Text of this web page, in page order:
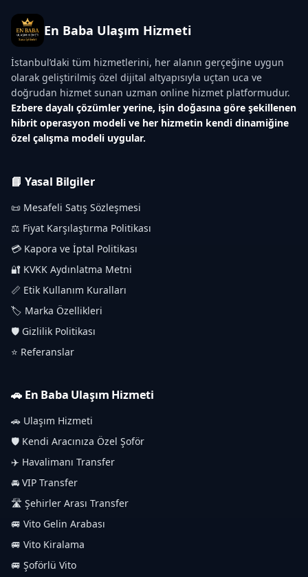
En Baba Ulaşım Hizmeti
İstanbul’daki tüm hizmetlerini, her alanın gerçeğine uygun
olarak geliştirilmiş özel dijital altyapısıyla uçtan uca ve
doğrudan hizmet sunan uzman online hizmet platformudur.
Ezbere dayalı çözümler yerine, işin doğasına göre şekillenen
hibrit operasyon modeli ve her hizmetin kendi dinamiğine
özel çalışma modeli uygular.
📘 Yasal Bilgiler
📜 Mesafeli Satış Sözleşmesi
⚖️ Fiyat Karşılaştırma Politikası
💳 Kapora ve İptal Politikası
🔐 KVKK Aydınlatma Metni
📏 Etik Kullanım Kuralları
🏷️ Marka Özellikleri
🛡️ Gizlilik Politikası
⭐ Referanslar
🚗 En Baba Ulaşım Hizmeti
🚗 Ulaşım Hizmeti
🛡️ Kendi Aracınıza Özel Şoför
✈️ Havalimanı Transfer
🚘 VIP Transfer
🛣️ Şehirler Arası Transfer
🚐 Vito Gelin Arabası
🚐 Vito Kiralama
🚐 Şoförlü Vito